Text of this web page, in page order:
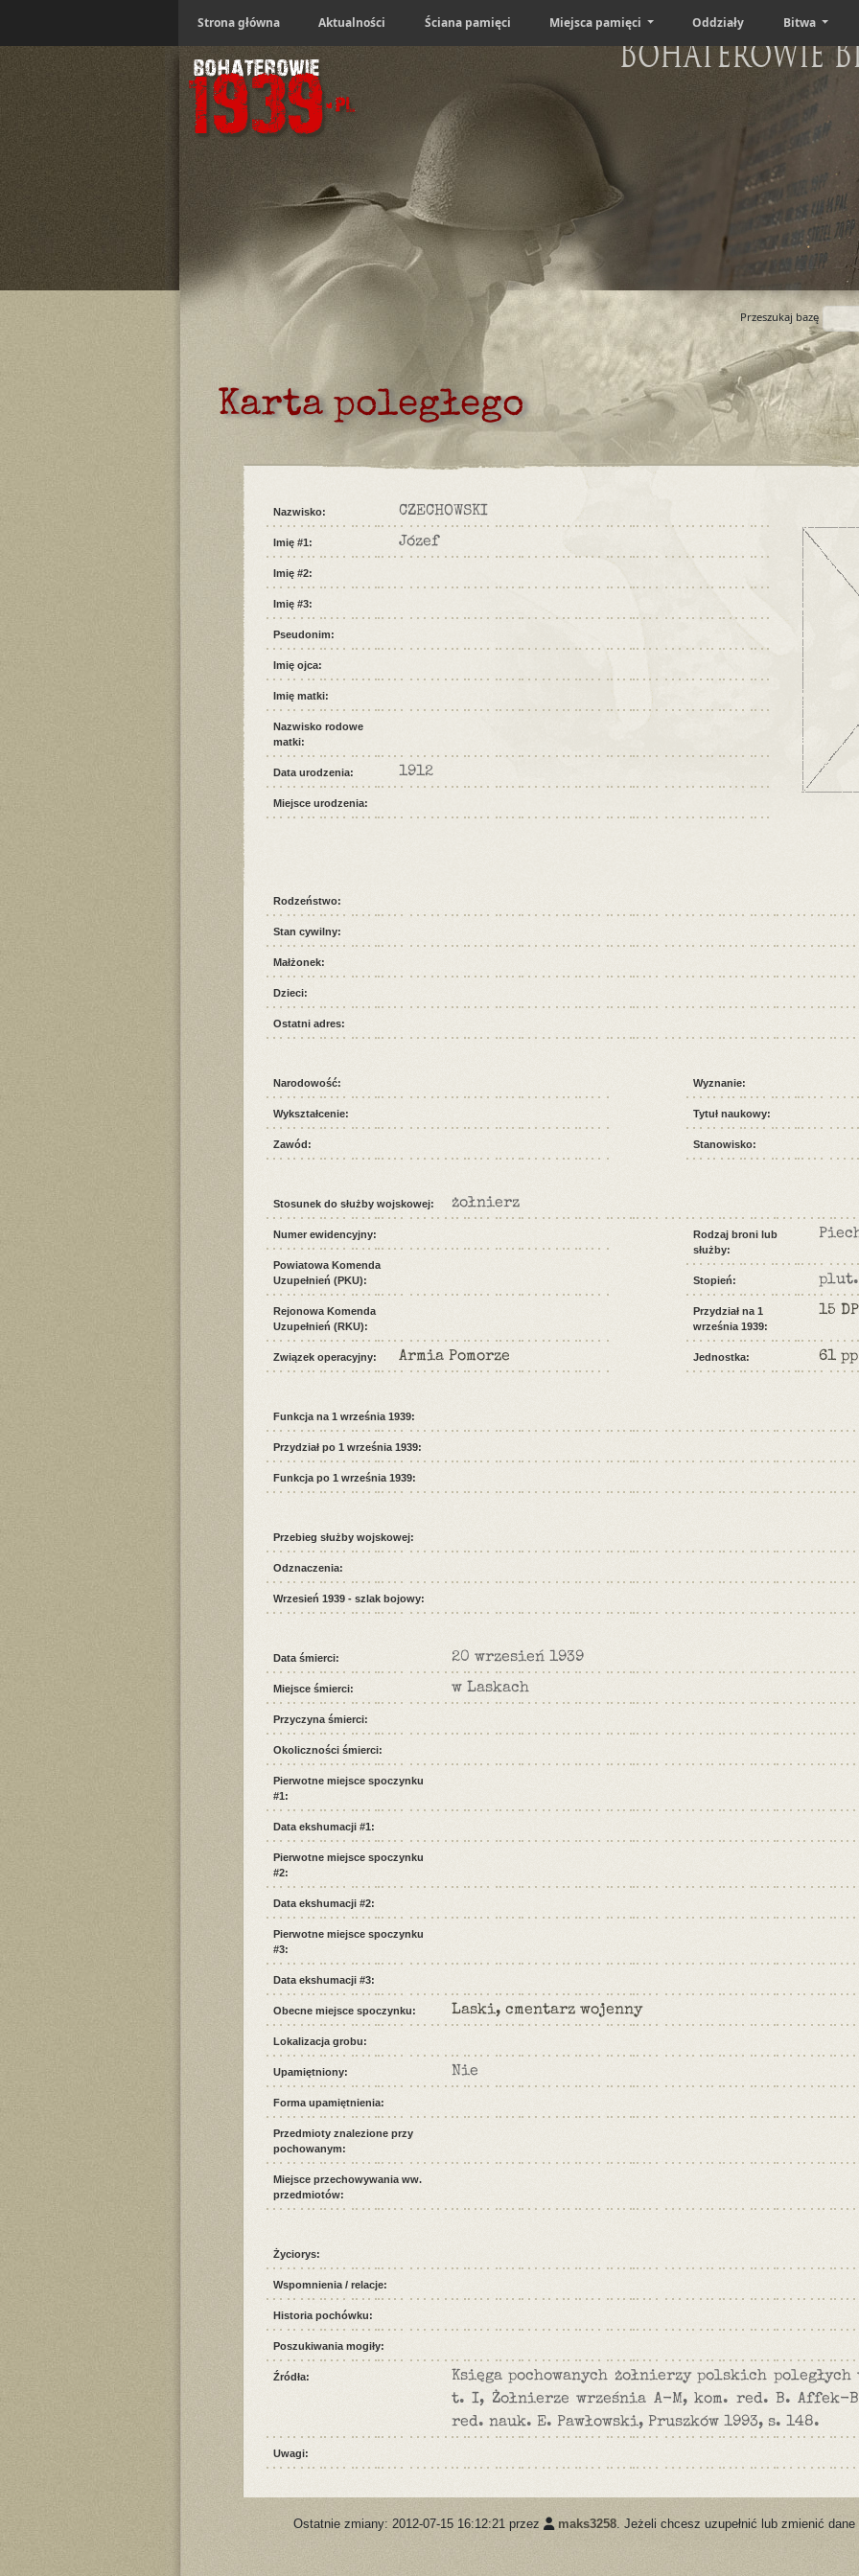
Strona główna Aktualności Ściana pamięci Miejsca pamięci Oddziały Bitwa
Bohaterowie
Przeszukaj bazę
Karta poległego
Nazwisko: CZECHOWSKI
Imię #1: Józef
Imię #2:
Imię #3:
Pseudonim:
Imię ojca:
Imię matki:
Nazwisko rodowe
matki:
Data urodzenia: 1912
Miejsce urodzenia:
Rodzeństwo:
Stan cywilny:
Małżonek:
Dzieci:
Ostatni adres:
Narodowość:
Wykształcenie:
Zawód:
Wyznanie:
Tytuł naukowy:
Stanowisko:
Stosunek do służby wojskowej: żołnierz
Numer ewidencyjny:
Powiatowa Komenda
Uzupełnień (PKU):
Rejonowa Komenda
Uzupełnień (RKU):
Związek operacyjny: Armia Pomorze
Rodzaj broni lub
służby:
Stopień: plut.
Przydział na 1
września 1939:
15 DP
Jednostka: 61 pp
Funkcja na 1 września 1939:
Przydział po 1 września 1939:
Funkcja po 1 września 1939:
Przebieg służby wojskowej:
Odznaczenia:
Wrzesień 1939 - szlak bojowy:
Data śmierci: 20 wrzesień 1939
Miejsce śmierci: w Laskach
Przyczyna śmierci:
Okoliczności śmierci:
Pierwotne miejsce spoczynku
#1:
Data ekshumacji #1:
Pierwotne miejsce spoczynku
#2:
Data ekshumacji #2:
Pierwotne miejsce spoczynku
#3:
Data ekshumacji #3:
Obecne miejsce spoczynku: Laski, cmentarz wojenny
Lokalizacja grobu:
Upamiętniony: Nie
Forma upamiętnienia:
Przedmioty znalezione przy
pochowanym:
Miejsce przechowywania ww.
przedmiotów:
Życiorys:
Wspomnienia / relacje:
Historia pochówku:
Poszukiwania mogiły:
Źródła:
Księga pochowanych żołnierzy polskich
t. I, Żołnierze września A-M, kom. red. B.
red. nauk. E. Pawłowski, Pruszków 1993, s. 148.
Uwagi:
Ostatnie zmiany: 2012-07-15 16:12:21 przez maks3258 . Jeżeli chcesz uzupełnić lub zmienić